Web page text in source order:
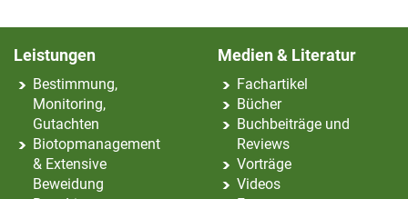
Leistungen
Bestimmung,
Monitoring,
Gutachten
Biotopmanagement
& Extensive
Beweidung
Medien & Literatur
Fachartikel
Bücher
Buchbeiträge und
Reviews
Vorträge
Videos